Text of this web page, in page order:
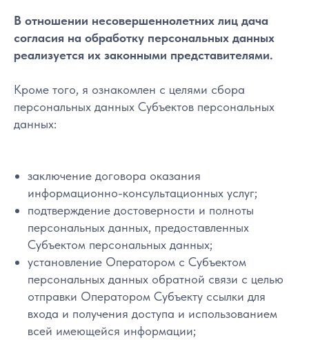
В отношении несовершеннолетних лиц дача
согласия на обработку персональных данных
реализуется их законными представителями.
Кроме того, я ознакомлен с целями сбора
персональных данных Субъектов персональных
данных:
заключение договора оказания
информационно-консультационных услуг;
подтверждение достоверности и полноты
персональных данных, предоставленных
Субъектом персональных данных;
установление Оператором с Субъектом
персональных данных обратной связи с целью
отправки Оператором Субъекту ссылки для
входа и получения доступа и использованием
всей имеющейся информации;